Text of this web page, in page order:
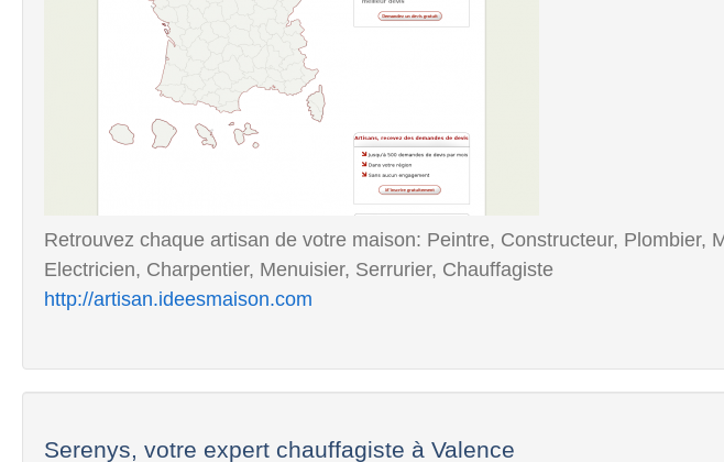
Retrouvez chaque artisan de votre maison: Peintre, Constructeur, Plombier,
Electricien, Charpentier, Menuisier, Serrurier, Chauffagiste
http://artisan.ideesmaison.com
Serenys, votre expert chauffagiste à Valence